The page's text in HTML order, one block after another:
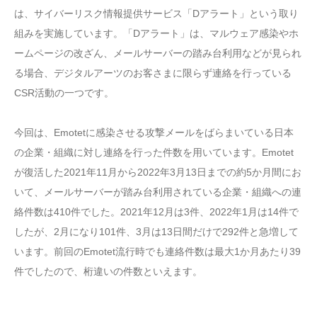
は、サイバーリスク情報提供サービス「Dアラート」という取り
組みを実施しています。「Dアラート」は、マルウェア感染やホ
ームページの改ざん、メールサーバーの踏み台利用などが見られ
る場合、デジタルアーツのお客さまに限らず連絡を行っている
CSR活動の一つです。
今回は、Emotetに感染させる攻撃メールをばらまいている日本
の企業・組織に対し連絡を行った件数を用いています。Emotet
が復活した2021年11月から2022年3月13日までの約5か月間にお
いて、メールサーバーが踏み台利用されている企業・組織への連
絡件数は410件でした。2021年12月は3件、2022年1月は14件で
したが、2月になり101件、3月は13日間だけで292件と急増して
います。前回のEmotet流行時でも連絡件数は最大1か月あたり39
件でしたので、桁違いの件数といえます。